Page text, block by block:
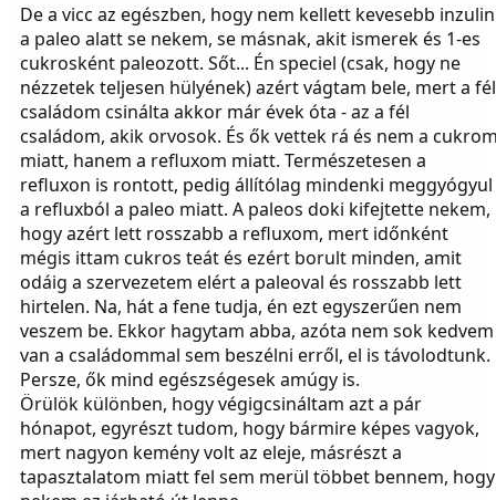
De a vicc az egészben, hogy nem kellett kevesebb inzulin
a paleo alatt se nekem, se másnak, akit ismerek és 1-es
cukrosként paleozott. Sőt... Én speciel (csak, hogy ne
nézzetek teljesen hülyének) azért vágtam bele, mert a fél
családom csinálta akkor már évek óta - az a fél
családom, akik orvosok. És ők vettek rá és nem a
miatt, hanem a refluxom miatt. Természetesen a
refluxon is rontott, pedig állítólag mindenki meggyógyul
a refluxból a paleo miatt. A paleos doki kifejtette nekem,
hogy azért lett rosszabb a refluxom, mert időnként
mégis ittam cukros teát és ezért borult minden, amit
odáig a szervezetem elért a paleoval és rosszabb lett
hirtelen. Na, hát a fene tudja, én ezt egyszerűen nem
veszem be. Ekkor hagytam abba, azóta nem sok kedvem
van a családommal sem beszélni erről, el is távolodtunk.
Persze, ők mind egészségesek amúgy is.
Örülök különben, hogy végigcsináltam azt a pár
hónapot, egyrészt tudom, hogy bármire képes vagyok,
mert nagyon kemény volt az eleje, másrészt a
tapasztalatom miatt fel sem merül többet bennem, hogy